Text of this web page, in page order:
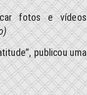
fotos e vídeos
publicou uma